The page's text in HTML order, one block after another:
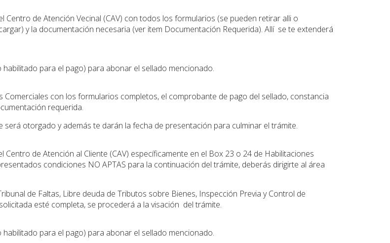
Centro de Atención Vecinal (CAV) con todos los formularios (se pueden retirar alli o
y la documentación necesaria (ver item Documentación Requerida). Allí se te extenderá
para el pago) para abonar el sellado mencionado.
Comerciales con los formularios completos, el comprobante de pago del sellado, constancia
requerida.
otorgado y además te darán la fecha de presentación para culminar el trámite.
de Atención al Cliente (CAV) específicamente en el Box 23 o 24 de Habilitaciones
condiciones NO APTAS para la continuación del trámite, deberás dirigirte al área
de Faltas, Libre deuda de Tributos sobre Bienes, Inspección Previa y Control de
esté completa, se procederá a la visación del trámite.
para el pago) para abonar el sellado mencionado.